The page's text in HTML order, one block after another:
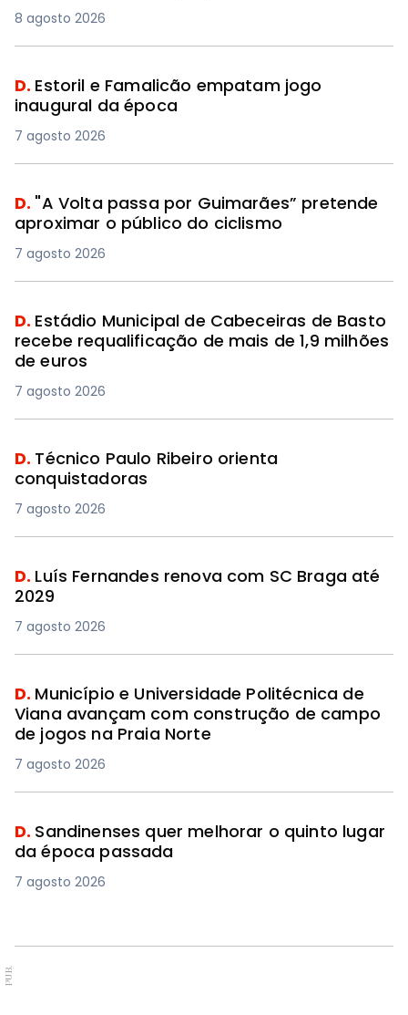
8 agosto 2026
D. Estoril e Famalicão empatam jogo
inaugural da época
7 agosto 2026
D. "A Volta passa por Guimarães” pretende
aproximar o público do ciclismo
7 agosto 2026
D. Estádio Municipal de Cabeceiras de Basto
recebe requalificação de mais de 1,9 milhões
de euros
7 agosto 2026
D. Técnico Paulo Ribeiro orienta
conquistadoras
7 agosto 2026
D. Luís Fernandes renova com SC Braga até
2029
7 agosto 2026
D. Município e Universidade Politécnica de
Viana avançam com construção de campo
de jogos na Praia Norte
7 agosto 2026
D. Sandinenses quer melhorar o quinto lugar
da época passada
7 agosto 2026
PUB.